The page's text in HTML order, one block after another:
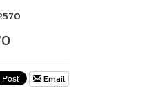
Email